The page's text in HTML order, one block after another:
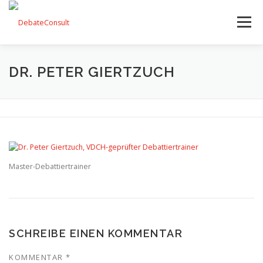
Zum
springen
Menü
UNSER ANGEBOT STREITKULTUR-BLOG
DR. PETER GIERTZUCH
Master-Debattiertrainer
SCHREIBE EINEN KOMMENTAR
KOMMENTAR *